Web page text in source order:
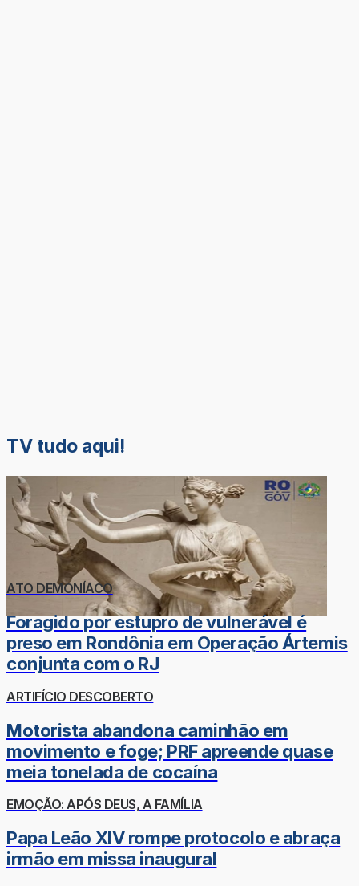
TV tudo aqui!
ATO DEMONÍACO
Foragido por estupro de vulnerável é
preso em Rondônia em Operação Ártemis
conjunta com o RJ
ARTIFÍCIO DESCOBERTO
Motorista abandona caminhão em
movimento e foge; PRF apreende quase
meia tonelada de cocaína
EMOÇÃO: APÓS DEUS, A FAMÍLIA
Papa Leão XIV rompe protocolo e abraça
irmão em missa inaugural